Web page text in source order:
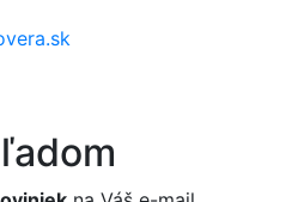
ľadom